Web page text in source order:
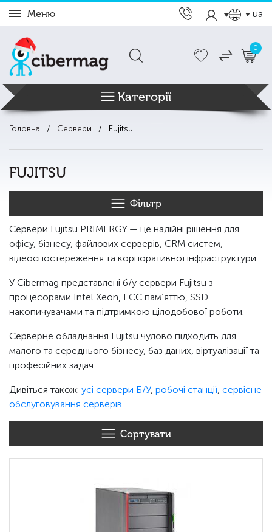
Меню ua
0
Категорії
Головна Сервери Fujitsu
FUJITSU
Фільтр
Сервери Fujitsu PRIMERGY — це надійні рішення для
офісу, бізнесу, файлових серверів, CRM систем,
відеоспостереження та корпоративної інфраструктури.
У Cibermag представлені б/у сервери Fujitsu з
процесорами Intel Xeon, ECC пам’яттю, SSD
накопичувачами та підтримкою цілодобової роботи.
Серверне обладнання Fujitsu чудово підходить для
малого та середнього бізнесу, баз даних, віртуалізації та
професійних задач.
Дивіться також: усі сервери Б/У, робочі станції, сервісне
обслуговування серверів.
Сортувати